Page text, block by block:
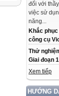
đối với
việc sử
năng...
Khắc
công cụ
Thử
Giai đoạn 1
Xem tiếp
HƯỚNG